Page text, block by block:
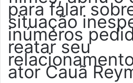
para falar
situação
inúmeros
reatar seu
ator Cauã